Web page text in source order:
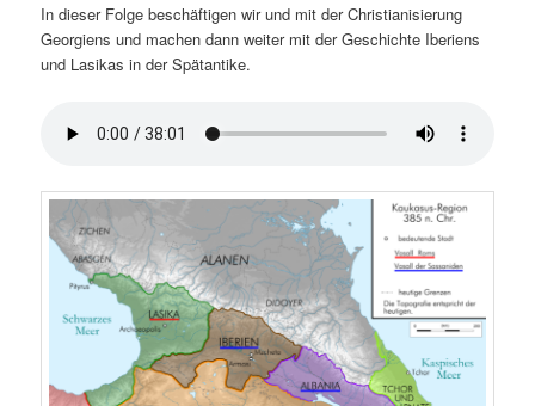
In dieser Folge beschäftigen wir und mit der Christianisierung
Georgiens und machen dann weiter mit der Geschichte Iberiens
und Lasikas in der Spätantike.